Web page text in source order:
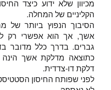
מכיוון שלא ידוע כיצד
הקליניים של המחלה.
הסיבוך הנפוץ ביותר
אשך, אך הוא אפשרי רק
גברים. בדרך כלל מדובר
כתוצאה מדלקת אשך הינה
דלקת דו-צדדית.
לפני שפותח החיסון